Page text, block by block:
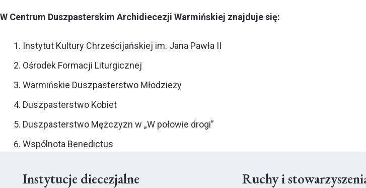
W Centrum Duszpasterskim Archidiecezji Warmińskiej znajduje się:
Instytut Kultury Chrześcijańskiej im. Jana Pawła II
Ośrodek Formacji Liturgicznej
Warmińskie Duszpasterstwo Młodzieży
Duszpasterstwo Kobiet
Duszpasterstwo Mężczyzn w „W połowie drogi”
Wspólnota Benedictus
Instytucje diecezjalne Ruchy i